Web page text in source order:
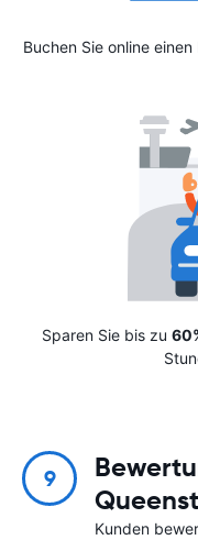
Buchen Sie online
Sparen Sie bis zu
9
Kunden